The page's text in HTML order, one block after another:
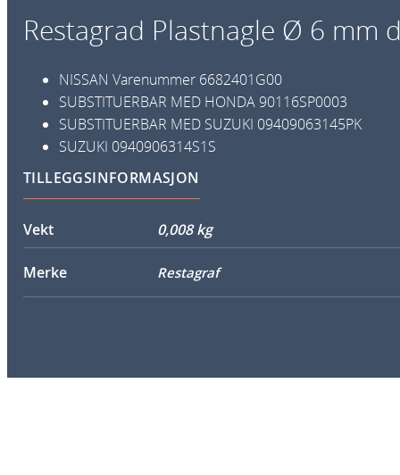
Restagrad Plastnagle Ø 6 mm
NISSAN Varenummer 6682401G00
SUBSTITUERBAR MED HONDA 90116SP0003
SUBSTITUERBAR MED SUZUKI 09409063145PK
SUZUKI 0940906314S1S
TILLEGGSINFORMASJON
Vekt 0,008 kg
Merke Restagraf